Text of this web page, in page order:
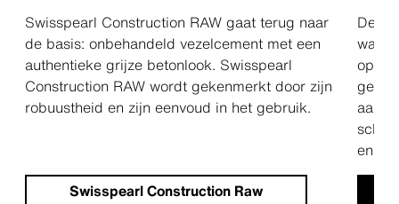
authentieke grijze tint
Swisspearl Construction RAW gaat terug naar
de basis: onbehandeld vezelcement met een
authentieke grijze betonlook. Swisspearl
Construction RAW wordt gekenmerkt door zijn
robuustheid en zijn eenvoud in het gebruik.
Swisspearl Construction Raw
De
aan
en